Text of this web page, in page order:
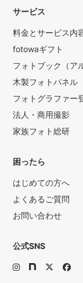
サービス
料金とサービス内
fotowaギフト
フォトブック（ア
木製フォトパネル
フォトグラファー
法人・商用撮影
家族フォト総研
困ったら
はじめての方へ
よくあるご質問
お問い合わせ
公式SNS